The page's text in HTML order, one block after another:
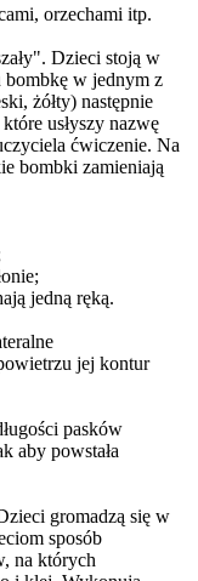
orzechami itp.
Dzieci stoją w
bombkę w jednym z
żółty) następnie
usłyszy nazwę
ćwiczenie. Na
bombki zamieniają
jedną ręką.
jej kontur
pasków
aby powstała
gromadzą się w
sposób
na których